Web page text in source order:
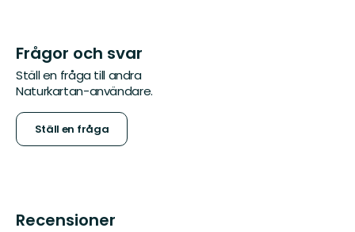
Frågor och svar
Ställ en fråga till andra
Naturkartan-användare.
Ställ en fråga
Recensioner